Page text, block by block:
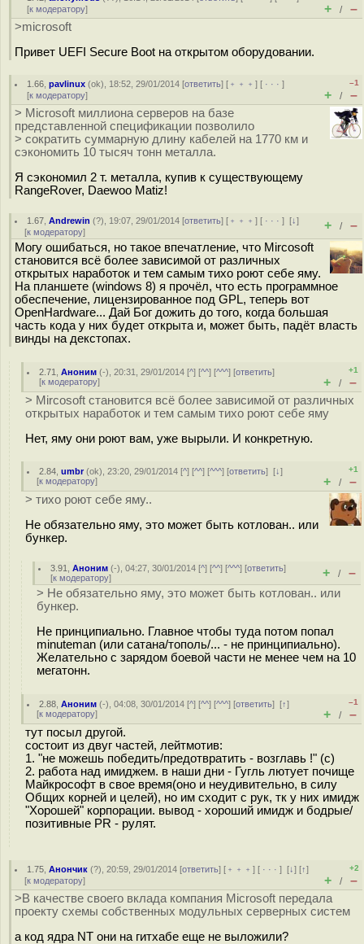
[к модератору] + / –
>microsoft
Привет UEFI Secure Boot на открытом оборудовании.
1.66 ,pavlinux (ok), 18:52, 29/01/2014 [ответить] [ ﹢﹢﹢] [ · · ·]
[к модератору]
–1
+ / –
> Microsoft миллиона серверов на базе
представленной спецификации позволило
> сократить суммарную длину кабелей на 1770 км и
сэкономить 10 тысяч тонн металла.
Я сэкономил 2 т. металла, купив к существующему
RangeRover, Daewoo Matiz!
1.67 ,Andrewin (?), 19:07, 29/01/2014 [ответить] [ ﹢﹢﹢] [ · · ·][↓]
[к модератору] + / –
Могу ошибаться, но такое впечатление, что Mircosoft
становится всё более зависимой от различных
открытых наработок и тем самым тихо роют себе яму.
На планшете (windows 8) я прочёл, что есть программное
обеспечение, лицензированное под GPL, теперь вот
OpenHardware... Дай Бог дожить до того, когда большая
часть кода у них будет открыта и, может быть, падёт власть
винды на декстопах.
2.71 ,Аноним (-), 20:31, 29/01/2014 [^] [^^] [^^^] [ответить]
[к модератору]
+1
+ / –
> Mircosoft становится всё более зависимой от различных
открытых наработок и тем самым тихо роют себе яму
Нет, яму они роют вам, уже вырыли. И конкретную.
2.84 ,umbr(ok), 23:20, 29/01/2014 [^] [^^] [^^^] [ответить][↓]
[к модератору]
+1
+ / –
> тихо роют себе яму..
Не обязательно яму, это может быть котлован.. или
бункер.
3.91 ,Аноним (-), 04:27, 30/01/2014 [^] [^^] [^^^] [ответить]
[к модератору] + / –
> Не обязательно яму, это может быть котлован.. или
бункер.
Не принципиально. Главное чтобы туда потом попал
minuteman (или сатана/тополь/... - не принципиально).
Желательно с зарядом боевой части не менее чем на 10
мегатонн.
2.88 ,Аноним (-), 04:08, 30/01/2014 [^] [^^] [^^^] [ответить][↑]
[к модератору]
–1
+ / –
тут посыл другой.
состоит из двуг частей, лейтмотив:
1. "не можешь победить/предотвратить - возглавь !" (c)
2. работа над имиджем. в наши дни - Гугль лютует почище
Майкрософт в свое время(оно и неудивительно, в силу
Общих корней и целей), но им сходит с рук, тк у них имидж
"Хорошей" корпорации. вывод - хороший имидж и бодрые/
позитивные PR - рулят.
1.75 ,Анончик (?), 20:59, 29/01/2014 [ответить] [ ﹢﹢﹢] [ · · ·][↓] [↑]
[к модератору]
+2
+ / –
>В качестве своего вклада компания Microsoft передала
проекту схемы собственных модульных серверных систем
а код ядра NT они на гитхабе еще не выложили?